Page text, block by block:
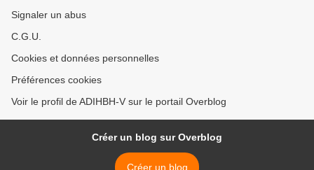
Signaler un abus
C.G.U.
Cookies et données personnelles
Préférences cookies
Voir le profil de ADIHBH-V sur le portail Overblog
Créer un blog sur Overblog
Créer un blog